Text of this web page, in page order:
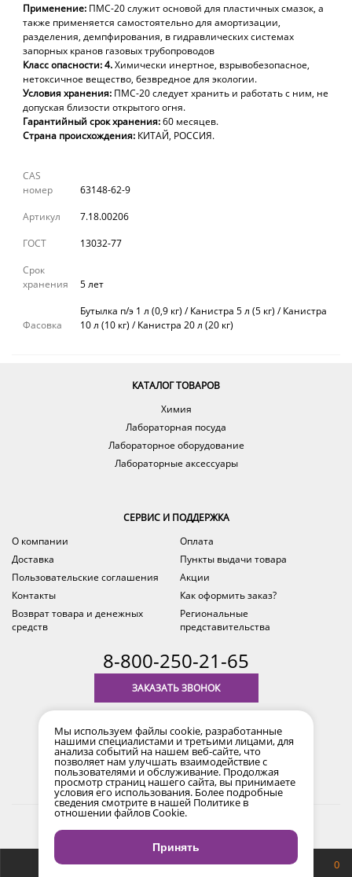
Применение: ПМС-20 служит основой для пластичных смазок, а
также применяется самостоятельно для амортизации,
разделения, демпфирования, в гидравлических системах
запорных кранов газовых трубопроводов
Класс опасности: 4.Химически инертное, взрывобезопасное,
нетоксичное вещество, безвредное для экологии.
Условия хранения: ПМС-20 следует хранить и работать с ним, не
допуская близости открытого огня.
Гарантийный срокхранения:60 месяцев.
Страна происхождения: КИТАЙ, РОССИЯ.
CAS
номер
63148-62-9
Артикул
7.18.00206
ГОСТ
13032-77
Срок
хранения
5 лет
Фасовка
Бутылка п/э 1 л (0,9 кг) / Канистра 5 л (5 кг) / Канистра
10 л (10 кг) / Канистра 20 л (20 кг)
КАТАЛОГ ТОВАРОВ
Химия
Лабораторная посуда
Лабораторное оборудование
Лабораторные аксессуары
СЕРВИС И ПОДДЕРЖКА
О компании
Оплата
Доставка
Пункты выдачи товара
Пользовательские соглашения
Акции
Контакты
Как оформить заказ?
Возврат товара и денежных
средств
Региональные
представительства
8-800-250-21-65
ЗАКАЗАТЬ ЗВОНОК
время по Уфе (MSK+2)
2017-2026 © Все права защищены. Информация сайта
защищена законом об авторских правах.
Продвижение сайта
0
Мы используем файлы cookie, разработанные
нашими специалистами и третьими лицами, для
анализа событий на нашем веб-сайте, что
позволяет нам улучшать взаимодействие с
пользователями и обслуживание. Продолжая
просмотр страниц нашего сайта, вы принимаете
условия его использования. Более подробные
сведения смотрите в нашей Политике в
отношении файлов Cookie.
Принять